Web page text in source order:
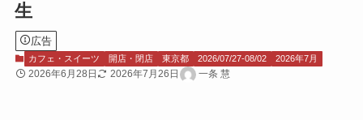
生
広告
カフェ・スイーツ 開店・閉店 東京都 2026/07/27-08/02 2026年7月
2026年6月28日 2026年7月26日 一条 慧